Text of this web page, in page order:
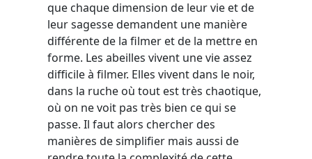
que chaque dimension de leur vie et de
leur sagesse demandent une manière
différente de la filmer et de la mettre en
forme. Les abeilles vivent une vie assez
difficile à filmer. Elles vivent dans le noir,
dans la ruche où tout est très chaotique,
où on ne voit pas très bien ce qui se
passe. Il faut alors chercher des
manières de simplifier mais aussi de